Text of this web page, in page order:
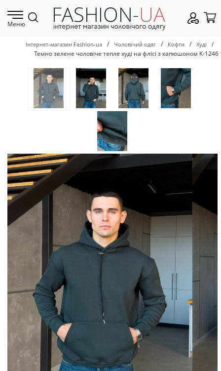
Меню
Інтернет-магазин Fashion-ua / Чоловічий одяг / Кофти / Худі
/
Темно зелене чоловіче тепле худі на флісі з капюшоном К-1246